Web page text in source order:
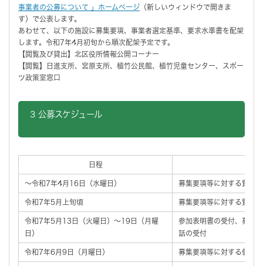
事業者の公募について 」ホームページ （新しいウィンドウで開きま
す）で公表します。
あわせて、以下の施設に募集要項、事業者選定基準、要求水準書を配架
します。令和7年4月初旬から順次配架予定です。
【閲覧及び貸出】北区役所情報公開コーナー
【閲覧】日進支所、宮原支所、植竹公民館、植竹児童センター、スポー
ツ政策室窓口
3 公募スケジュール
日程
～令和7年4月16日（水曜日） 募集要項等に対する質問
令和7年5月上旬頃 募集要項等に対する質問
令和7年5月13日（火曜日）～19日（月曜
日）
参加表明書の受付、募集
話の受付
令和7年6月9日（月曜日） 募集要項等に対する個別